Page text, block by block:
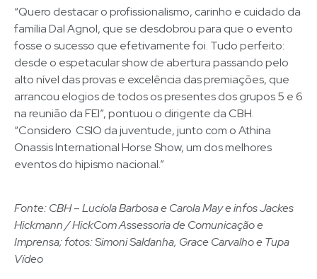
“Quero destacar o profissionalismo, carinho e cuidado da
família Dal Agnol, que se desdobrou para que o evento
fosse o sucesso que efetivamente foi. Tudo perfeito:
desde o espetacular show de abertura passando pelo
alto nível das provas e excelência das premiações, que
arrancou elogios de todos os presentes dos grupos 5 e 6
na reunião da FEI”, pontuou o dirigente da CBH.
“Considero CSIO da juventude, junto com o Athina
Onassis International Horse Show, um dos melhores
eventos do hipismo nacional.”
Fonte: CBH – Lucíola Barbosa e Carola May e infos Jackes
Hickmann / HickCom Assessoria de Comunicação e
Imprensa; fotos: Simoni Saldanha, Grace Carvalho e Tupa
Vídeo